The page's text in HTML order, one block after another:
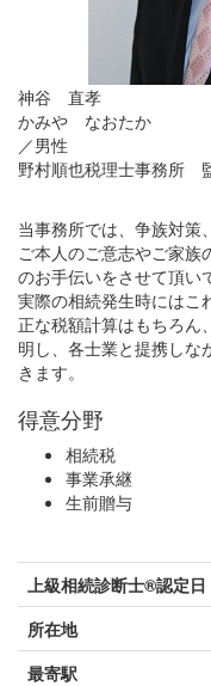
神谷 直孝
かみや なおたか
／男性
野村順也税理士事務所
当事務所では、争族対策
ご本人のご意志やご家族
のお手伝いをさせて頂い
実際の相続発生時にはこ
正な税額計算はもちろん
明し、各士業と提携しな
きます。
得意分野
相続税
事業承継
生前贈与
上級相続診断士®認定日
所在地
最寄駅